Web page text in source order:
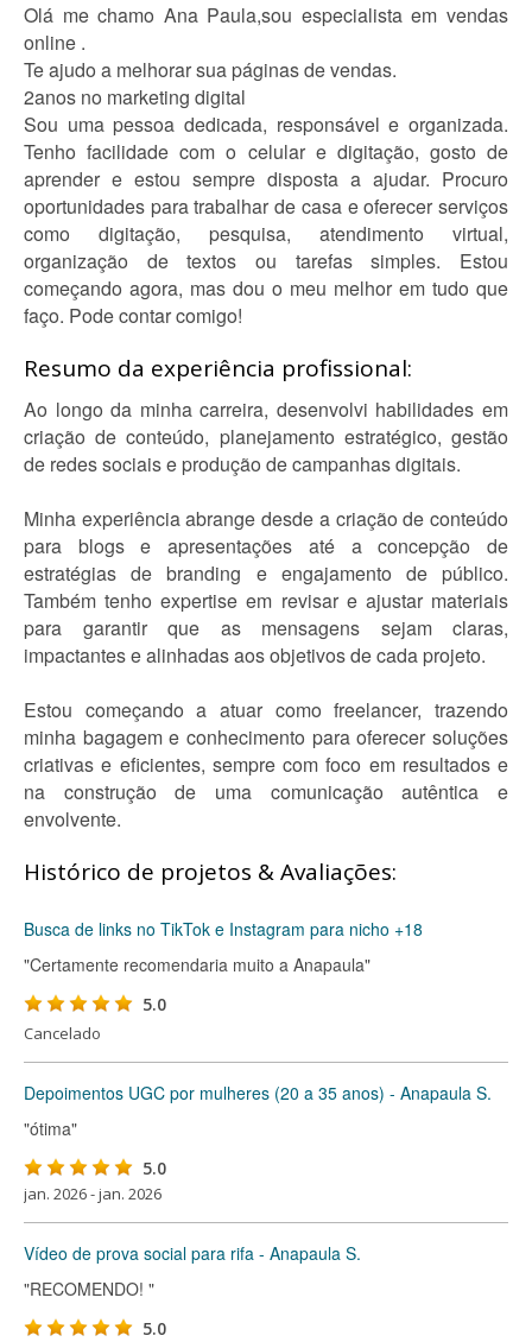
Olá me chamo Ana Paula,sou especialista em vendas
online .
Te ajudo a melhorar sua páginas de vendas.
2anos no marketing digital
Sou uma pessoa dedicada, responsável e organizada.
Tenho facilidade com o celular e digitação, gosto de
aprender e estou sempre disposta a ajudar. Procuro
oportunidades para trabalhar de casa e oferecer serviços
como digitação, pesquisa, atendimento virtual,
organização de textos ou tarefas simples. Estou
começando agora, mas dou o meu melhor em tudo que
faço. Pode contar comigo!
Resumo da experiência profissional:
Ao longo da minha carreira, desenvolvi habilidades em
criação de conteúdo, planejamento estratégico, gestão
de redes sociais e produção de campanhas digitais.
Minha experiência abrange desde a criação de conteúdo
para blogs e apresentações até a concepção de
estratégias de branding e engajamento de público.
Também tenho expertise em revisar e ajustar materiais
para garantir que as mensagens sejam claras,
impactantes e alinhadas aos objetivos de cada projeto.
Estou começando a atuar como freelancer, trazendo
minha bagagem e conhecimento para oferecer soluções
criativas e eficientes, sempre com foco em resultados e
na construção de uma comunicação autêntica e
envolvente.
Histórico de projetos & Avaliações:
Busca de links no TikTok e Instagram para nicho +18
"Certamente recomendaria muito a Anapaula"
5.0
Cancelado
Depoimentos UGC por mulheres (20 a 35 anos) - Anapaula S.
"ótima"
5.0
jan. 2026 - jan. 2026
Vídeo de prova social para rifa - Anapaula S.
"RECOMENDO! "
5.0